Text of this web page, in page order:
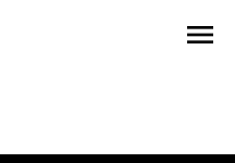
menu